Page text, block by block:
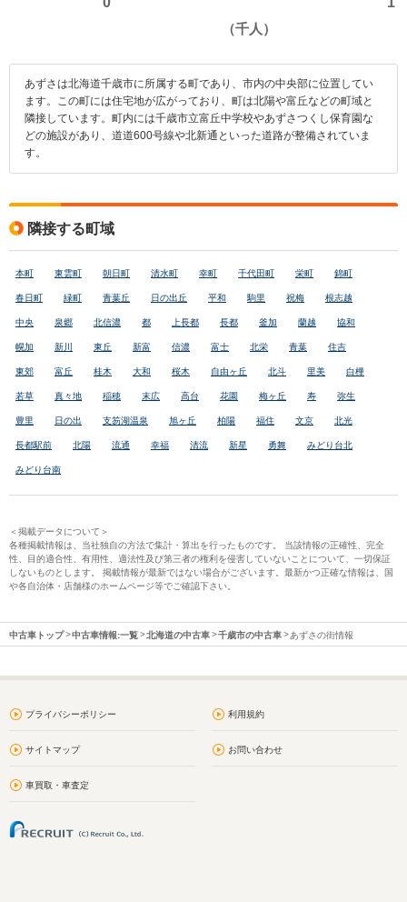
あずさは北海道千歳市に所属する町であり、市内の中央部に位置してい
ます。この町には住宅地が広がっており、町は北陽や富丘などの町域と
隣接しています。町内には千歳市立富丘中学校やあずさつくし保育園な
どの施設があり、道道600号線や北新通といった道路が整備されていま
す。
隣接する町域
本町 東雲町 朝日町 清水町 幸町 千代田町 栄町 錦町
春日町 緑町 青葉丘 日の出丘 平和 駒里 祝梅 根志越
中央 泉郷 北信濃 都 上長都 長都 釜加 蘭越 協和
幌加 新川 東丘 新富 信濃 富士 北栄 青葉 住吉
東郊 富丘 桂木 大和 桜木 自由ヶ丘 北斗 里美 白樺
若草 真々地 稲穂 末広 高台 花園 梅ヶ丘 寿 弥生
豊里 日の出 支笏湖温泉 旭ヶ丘 柏陽 福住 文京 北光
長都駅前 北陽 流通 幸福 清流 新星 勇舞 みどり台北
みどり台南
＜掲載データについて＞
各種掲載情報は、当社独自の方法で集計・算出を行ったものです。 当該情報の正確性、完全
性、目的適合性、有用性、適法性及び第三者の権利を侵害していないことについて、一切保証
しないものとします。 掲載情報が最新ではない場合がございます。最新かつ正確な情報は、国
や各自治体・店舗様のホームページ等でご確認下さい。
中古車トップ 中古車情報:一覧 北海道の中古車 千歳市の中古車 あずさの街情報
プライバシーポリシー 利用規約
サイトマップ お問い合わせ
車買取・車査定